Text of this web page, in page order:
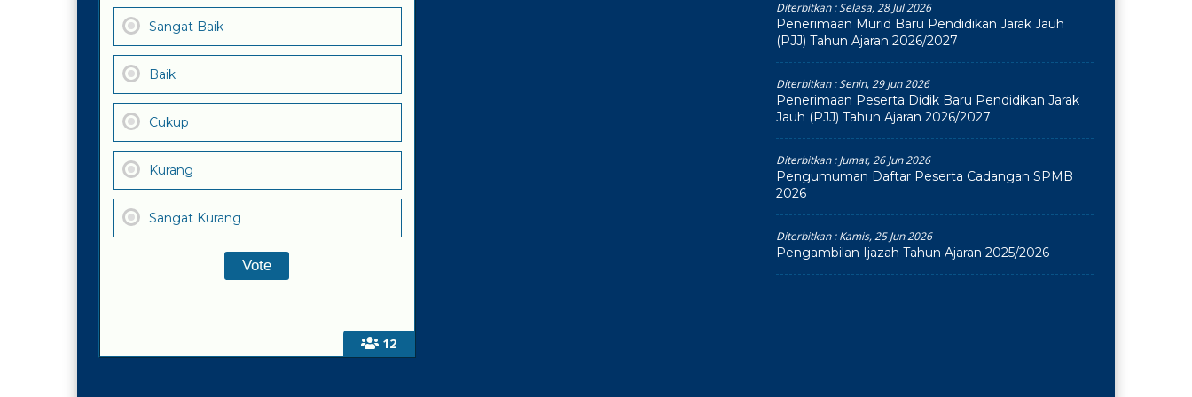
12
Sangat Baik
Baik
Cukup
Kurang
Sangat Kurang
Diterbitkan :Selasa, 28 Jul 2026
Penerimaan Murid Baru Pendidikan Jarak Jauh
(PJJ) Tahun Ajaran 2026/2027
Diterbitkan :Senin, 29 Jun 2026
Penerimaan Peserta Didik Baru Pendidikan Jarak
Jauh (PJJ) Tahun Ajaran 2026/2027
Diterbitkan :Jumat, 26 Jun 2026
Pengumuman Daftar Peserta Cadangan SPMB
2026
Diterbitkan :Kamis, 25 Jun 2026
Pengambilan Ijazah Tahun Ajaran 2025/2026